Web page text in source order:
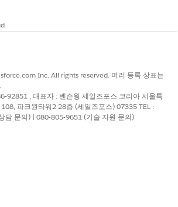
Inc. All rights reserved. 여러 등록 상표는
92851 , 대표자 : 벤슨웡 세일즈포스 코리아 서울특
파크원타워2 28층 (세일즈포스) 07335 TEL :
담 문의) | 080-805-9651 (기술 지원 문의)